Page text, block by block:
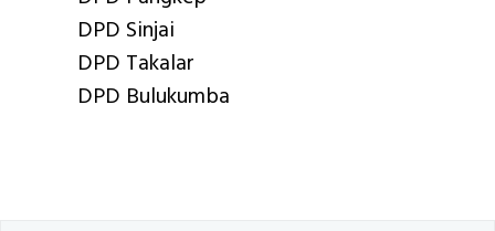
DPD Sinjai
DPD Takalar
DPD Bulukumba